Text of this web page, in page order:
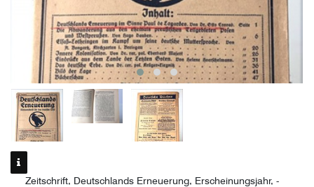
Zeitschrift, Deutschlands Erneuerung, Erscheinungsjahr, -